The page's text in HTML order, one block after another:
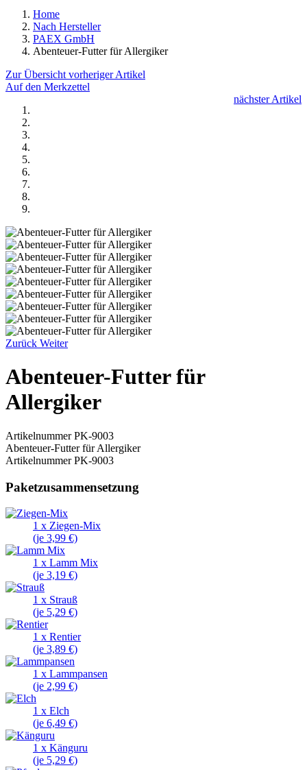
Home
Nach Hersteller
PAEX GmbH
Abenteuer-Futter für Allergiker
Zur Übersicht vorheriger Artikel
Auf den Merkzettel
nächster Artikel
Zurück Weiter
Abenteuer-Futter für
Allergiker
ArtikelnummerPK-9003
Abenteuer-Futter für Allergiker
ArtikelnummerPK-9003
Paketzusammensetzung
1 x Ziegen-Mix
(je 3,99 €)
1 x Lamm Mix
(je 3,19 €)
1 x Strauß
(je 5,29 €)
1 x Rentier
(je 3,89 €)
1 x Lammpansen
(je 2,99 €)
1 x Elch
(je 6,49 €)
1 x Känguru
(je 5,29 €)